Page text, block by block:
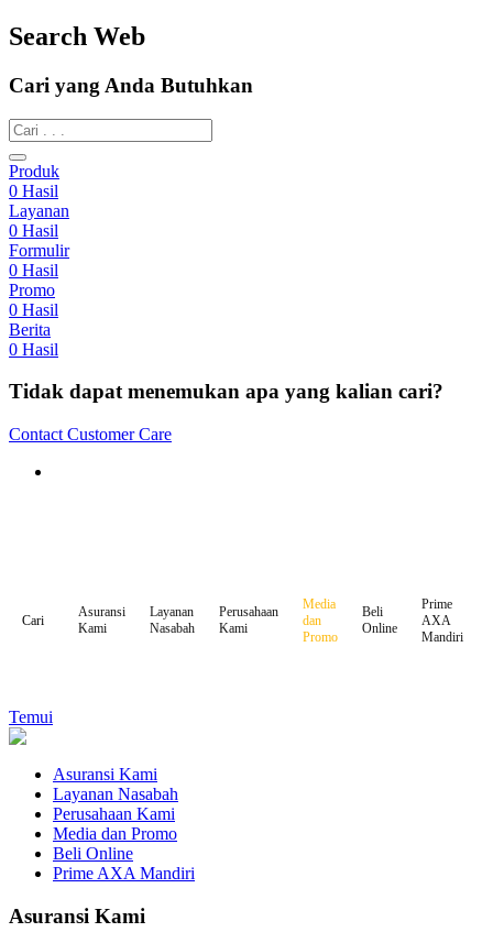
Search Web
Cari yang Anda Butuhkan
Produk
0 Hasil
Layanan
0 Hasil
Formulir
0 Hasil
Promo
0 Hasil
Berita
0 Hasil
Tidak dapat menemukan apa yang kalian cari?
Contact Customer Care
Cari
Asuransi
Kami
Layanan
Nasabah
Perusahaan
Kami
Media
dan
Promo
Beli
Online
Prime
AXA
Mandiri
Temui
Asuransi Kami
Layanan Nasabah
Perusahaan Kami
Media dan Promo
Beli Online
Prime AXA Mandiri
Asuransi Kami